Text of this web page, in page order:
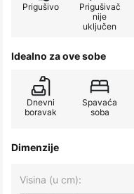
Prigušivo
Prigušivač
nije
uključen
Idealno za ove sobe
Dnevni
boravak
Spavaća
soba
Dimenzije
Visina (u cm):